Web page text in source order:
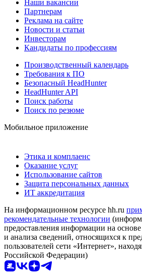
Наши вакансии
Партнерам
Реклама на сайте
Новости и статьи
Инвесторам
Кандидаты по профессиям
Производственный календарь
Требования к ПО
Безопасный HeadHunter
HeadHunter API
Поиск работы
Поиск по резюме
Мобильное приложение
Этика и комплаенс
Оказание услуг
Использование сайтов
Защита персональных данных
ИТ аккредитация
На информационном ресурсе hh.ru
рекомендательные технологии
предоставления информации на основе
и анализа сведений, относящихся к
пользователей сети «Интернет»,
Российской Федерации)